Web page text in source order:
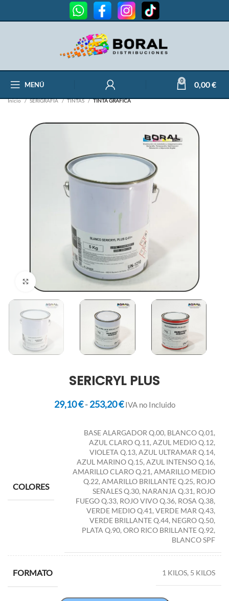
MENÚ 0 0,00€
Inicio SERIGRAFÍA TINTAS TINTA GRÁFICA
Clic para ampliar
SERICRYL PLUS
29,10€ - 253,20€ IVA no Incluido
COLORES
BASE ALARGADOR Q.00, BLANCO Q.01,
AZUL CLARO Q.11, AZUL MEDIO Q.12,
VIOLETA Q.13, AZUL ULTRAMAR Q.14,
AZUL MARINO Q.15, AZUL INTENSO Q.16,
AMARILLO CLARO Q.21, AMARILLO MEDIO
Q.22, AMARILLO BRILLANTE Q.25, ROJO
SEÑALES Q.30, NARANJA Q.31, ROJO
FUEGO Q.33, ROJO VIVO Q.36, ROSA Q.38,
VERDE MEDIO Q.41, VERDE MAR Q.43,
VERDE BRILLANTE Q.44, NEGRO Q.50,
PLATA Q.90, ORO RICO BRILLANTE Q.92,
BLANCO SPF
FORMATO 1 KILOS, 5 KILOS